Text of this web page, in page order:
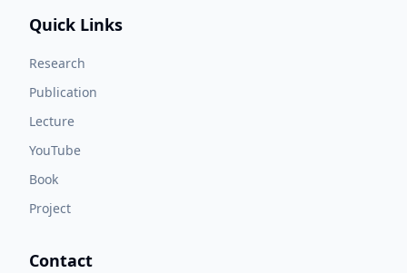
Quick Links
Research
Publication
Lecture
YouTube
Book
Project
Contact